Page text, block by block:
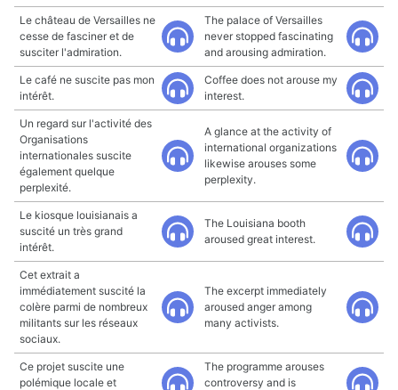
Le château de Versailles ne
cesse de fasciner et de
susciter l'admiration.
The palace of Versailles
never stopped fascinating
and arousing admiration.
Le café ne suscite pas mon
intérêt.
Coffee does not arouse my
interest.
Un regard sur l'activité des
Organisations
internationales suscite
également quelque
perplexité.
A glance at the activity of
international organizations
likewise arouses some
perplexity.
Le kiosque louisianais a
suscité un très grand
intérêt.
The Louisiana booth
aroused great interest.
Cet extrait a
immédiatement suscité la
colère parmi de nombreux
militants sur les réseaux
sociaux.
The excerpt immediately
aroused anger among
many activists.
Ce projet suscite une
polémique locale et
The programme arouses
controversy and is